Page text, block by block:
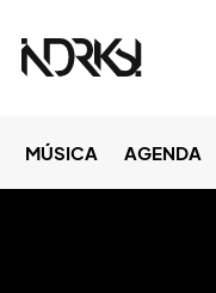
MÚSICA AGENDA